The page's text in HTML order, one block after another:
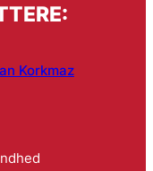
Korkmaz